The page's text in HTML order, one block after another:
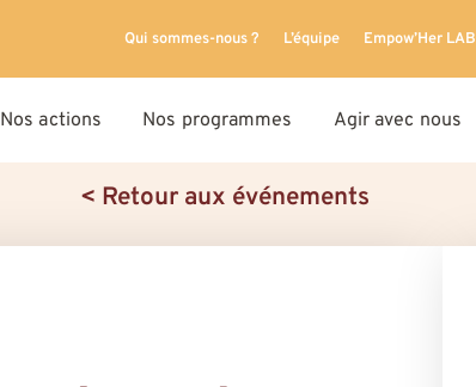
Qui sommes-nous ? L’équipe Empow’Her LAB
Nos actions Nos programmes Agir avec nous
< Retour aux événements